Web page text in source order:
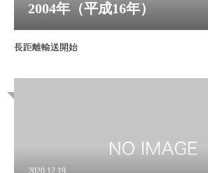
2004年（平成16年）
長距離輸送開始
2020.12.19